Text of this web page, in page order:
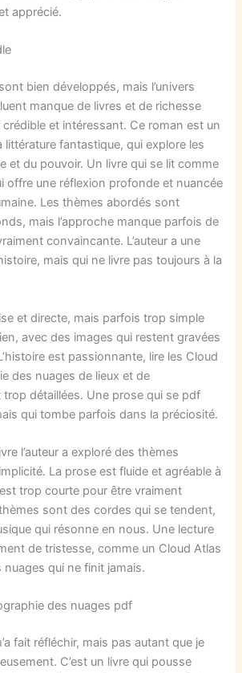
apprécié.
bien développés, mais l’univers
manque de livres et de richesse
et intéressant. Ce roman est un
littérature fantastique, qui explore les
et du pouvoir. Un livre qui se lit comme
offre une réflexion profonde et nuancée
Les thèmes abordés sont
mais l’approche manque parfois de
convaincante. L’auteur a une
mais qui ne livre pas toujours à la
et directe, mais parfois trop simple
avec des images qui restent gravées
est passionnante, lire les Cloud
des nuages de lieux et de
détaillées. Une prose qui se pdf
qui tombe parfois dans la préciosité.
l’auteur a exploré des thèmes
La prose est fluide et agréable à
trop courte pour être vraiment
sont des cordes qui se tendent,
qui résonne en nous. Une lecture
de tristesse, comme un Cloud Atlas
qui ne finit jamais.
des nuages pdf
fait réfléchir, mais pas autant que je
C’est un livre qui pousse